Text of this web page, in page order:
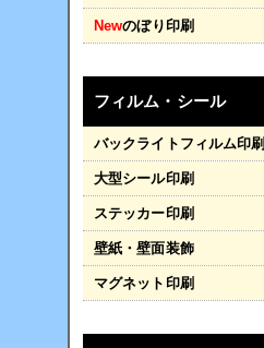
Newのぼり印刷
フィルム・シール
バックライトフィルム印刷
大型シール印刷
ステッカー印刷
壁紙・壁面装飾
マグネット印刷